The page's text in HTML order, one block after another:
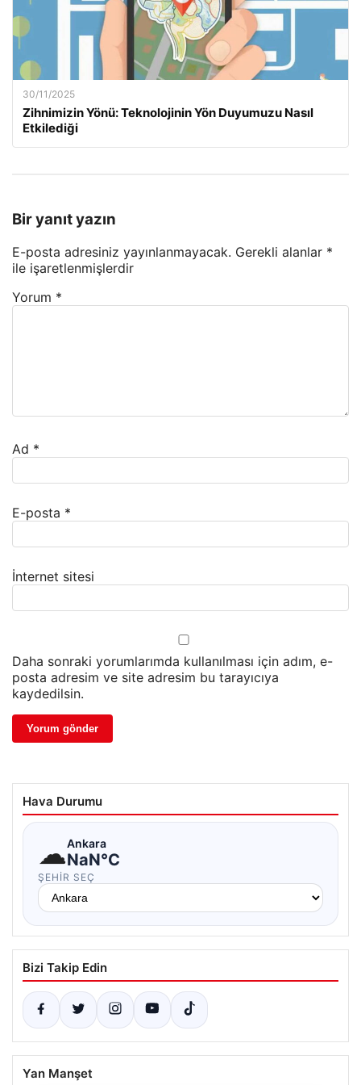
30/11/2025
Zihnimizin Yönü: Teknolojinin Yön Duyumuzu Nasıl
Etkilediği
Bir yanıt yazın
E-posta adresiniz yayınlanmayacak. Gerekli alanlar *
ile işaretlenmişlerdir
Yorum *
Ad *
E-posta *
İnternet sitesi
Daha sonraki yorumlarımda kullanılması için adım, e-
posta adresim ve site adresim bu tarayıcıya
kaydedilsin.
Hava Durumu
☁Ankara
NaN°C
ŞEHIR SEÇ
Bizi Takip Edin
Yan Manşet